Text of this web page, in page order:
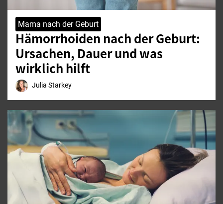
Mama nach der Geburt
Hämorrhoiden nach der Geburt:
Ursachen, Dauer und was
wirklich hilft
Julia Starkey